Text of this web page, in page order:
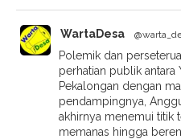
WartaDesa
Polemik dan
perhatian publik antara
Pekalongan dengan
pendampingnya,
akhirnya menemui titik
memanas hingga